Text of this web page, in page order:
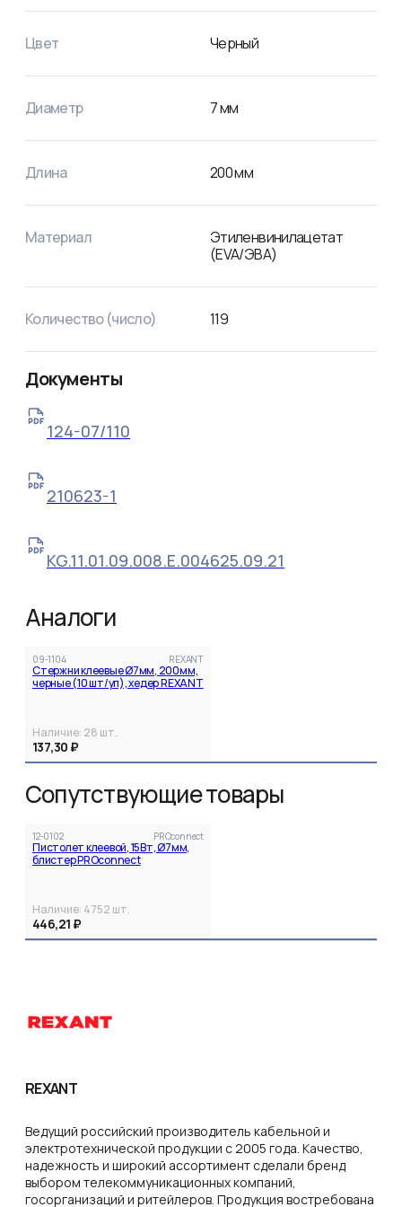
Цвет Черный
Диаметр 7мм
Длина 200мм
Материал
Этиленвинилацетат
(EVA/ЭВА)
Количество (число) 119
Документы
124-07/110
210623-1
KG.11.01.09.008.Е.004625.09.21
Аналоги
09-1104 REXANT
Стержни клеевые Ø7мм, 200мм,
черные (10 шт/уп), хедер REXANT
Наличие: 28 шт.
137,30 ₽
Сопутствующие товары
12-0102 PROconnect
Пистолет клеевой, 15Вт, Ø7мм,
блистер PROconnect
Наличие: 4752 шт.
446,21 ₽
REXANT
Ведущий российский производитель кабельной и
электротехнической продукции с 2005 года. Качество,
надежность и широкий ассортимент сделали бренд
выбором телекоммуникационных компаний,
госорганизаций и ритейлеров. Продукция востребована